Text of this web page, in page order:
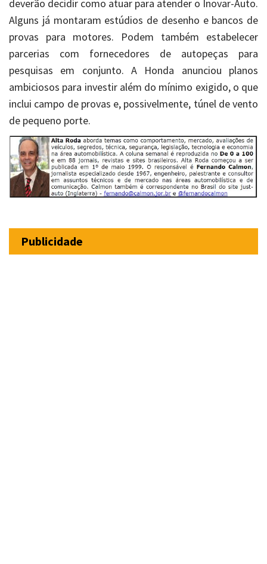
deverão decidir como atuar para atender o Inovar-Auto.
Alguns já montaram estúdios de desenho e bancos de
provas para motores. Podem também estabelecer
parcerias com fornecedores de autopeças para
pesquisas em conjunto. A Honda anunciou planos
ambiciosos para investir além do mínimo exigido, o que
inclui campo de provas e, possivelmente, túnel de vento
de pequeno porte.
Publicidade